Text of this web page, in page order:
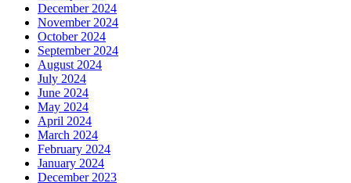
December 2024
November 2024
October 2024
September 2024
August 2024
July 2024
June 2024
May 2024
April 2024
March 2024
February 2024
January 2024
December 2023